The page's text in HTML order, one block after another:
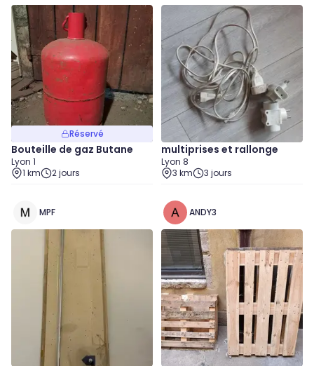
Réservé
Bouteille de gaz Butane
Lyon 1
1 km
2 jours
multiprises et rallonge
Lyon 8
3 km
3 jours
MPF ANDY3